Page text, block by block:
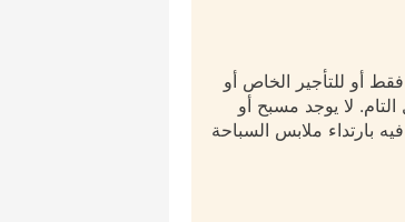
أو للتأجير الخاص أو
التام. لا يوجد مسبح أو
بارتداء ملابس السباحة